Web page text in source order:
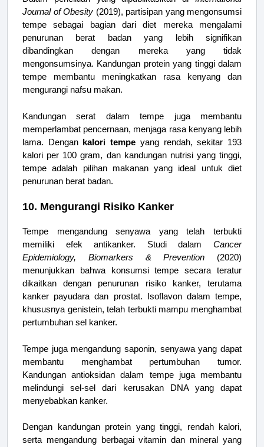
Journal of Obesity (2019), partisipan yang mengonsumsi
tempe sebagai bagian dari diet mereka mengalami
penurunan berat badan yang lebih signifikan
dibandingkan dengan mereka yang tidak
mengonsumsinya. Kandungan protein yang tinggi dalam
tempe membantu meningkatkan rasa kenyang dan
mengurangi nafsu makan.
Kandungan serat dalam tempe juga membantu
memperlambat pencernaan, menjaga rasa kenyang lebih
lama. Dengan kalori tempe yang rendah, sekitar 193
kalori per 100 gram, dan kandungan nutrisi yang tinggi,
tempe adalah pilihan makanan yang ideal untuk diet
penurunan berat badan.
10. Mengurangi Risiko Kanker
Tempe mengandung senyawa yang telah terbukti
memiliki efek antikanker. Studi dalam Cancer
Epidemiology, Biomarkers & Prevention (2020)
menunjukkan bahwa konsumsi tempe secara teratur
dikaitkan dengan penurunan risiko kanker, terutama
kanker payudara dan prostat. Isoflavon dalam tempe,
khususnya genistein, telah terbukti mampu menghambat
pertumbuhan sel kanker.
Tempe juga mengandung saponin, senyawa yang dapat
membantu menghambat pertumbuhan tumor.
Kandungan antioksidan dalam tempe juga membantu
melindungi sel-sel dari kerusakan DNA yang dapat
menyebabkan kanker.
Dengan kandungan protein yang tinggi, rendah kalori,
serta mengandung berbagai vitamin dan mineral yang